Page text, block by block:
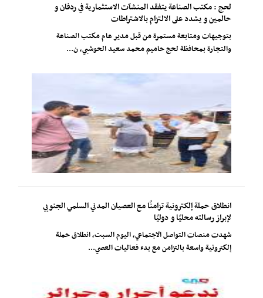
لحج : مكتب الصناعة يتفقد المنشآت الاستثمارية في ردفان و
حالمين و يشدد على الالتزام بالاشتراطات
بتوجيهات ومتابعة مستمرة من قبل مدير عام مكتب الصناعة
والتجارة بمحافظة لحج حاميم محمد سعيد الحوشبي، ن...
انطلاق حملة إلكترونية تزامنًا مع العصيان المدني السلمي الجنوبي
لإبراز رسالته محليًا و دوليًا
شهدت منصات التواصل الاجتماعي، اليوم السبت، انطلاق حملة
إلكترونية واسعة بالتزامن مع بدء فعاليات العصي...